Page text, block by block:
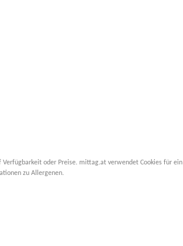
oder Preise. mittag.at verwendet Cookies für ein
zu Allergenen.